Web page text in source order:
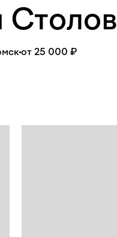
Столов
от 25 000 ₽